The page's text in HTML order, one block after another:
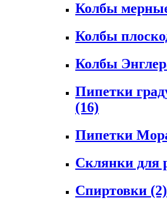
Колбы
Колбы
Колбы
Пипетки
(16)
Пипетки
Склянки для
Спиртовки (2)